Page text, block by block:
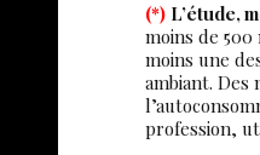
(*) L’étude,
moins de
moins une
ambiant.
profession,